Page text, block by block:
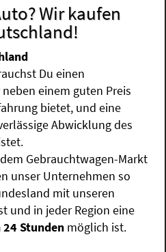
Wir kaufen
Du einen
einem guten Preis
bietet, und eine
Abwicklung des
Gebrauchtwagen-Markt
unser Unternehmen so
mit unseren
und in jeder Region eine
Stunden möglich ist.